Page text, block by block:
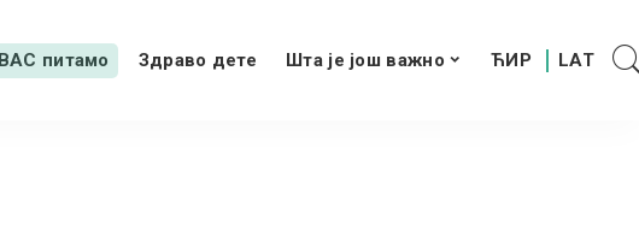
питамо Здраво дете Шта је још важно